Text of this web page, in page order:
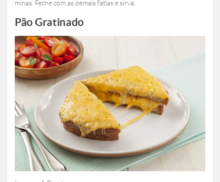
minas. Feche com as demais fatias e sirva.
Pão Gratinado